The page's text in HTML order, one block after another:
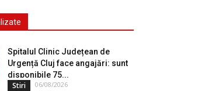
Spitalul Clinic Județean de
Urgență Cluj face angajări: sunt
disponibile 75...
Stiri 06/08/2026